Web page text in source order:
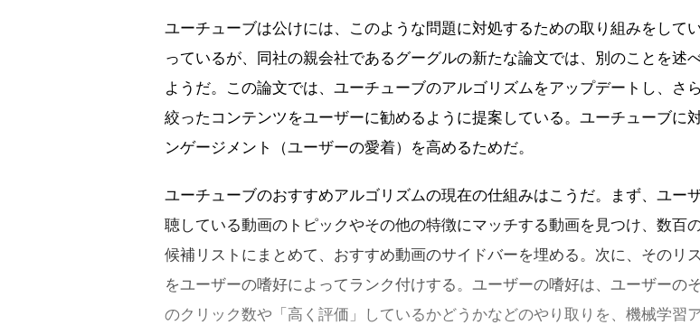
ユーチューブは公けには、このような問題に対処するための取り組みをして
っているが、同社の親会社であるグーグルの新たな論文では、別のことを述
ようだ。この論文では、ユーチューブのアルゴリズムをアップデートし、さ
絞ったコンテンツをユーザーに勧めるように提案している。ユーチューブに
ンゲージメント（ユーザーの愛着）を高めるためだ。
ユーチューブのおすすめアルゴリズムの現在の仕組みはこうだ。まず、ユー
聴している動画のトピックやその他の特徴にマッチする動画を見つけ、数百
候補リストにまとめて、おすすめ動画のサイドバーを埋める。次に、そのリ
をユーザーの嗜好によってランク付けする。ユーザーの嗜好は、ユーザーの
のクリック数や「高く評価」しているかどうかなどのやり取りを、機械学習